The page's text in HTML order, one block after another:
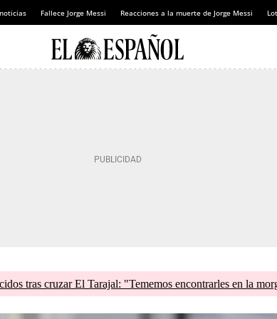
Fallece Jorge Messi Reacciones a la muerte de Jorge Messi
tras cruzar El Tarajal: "Tememos encontrarles en la